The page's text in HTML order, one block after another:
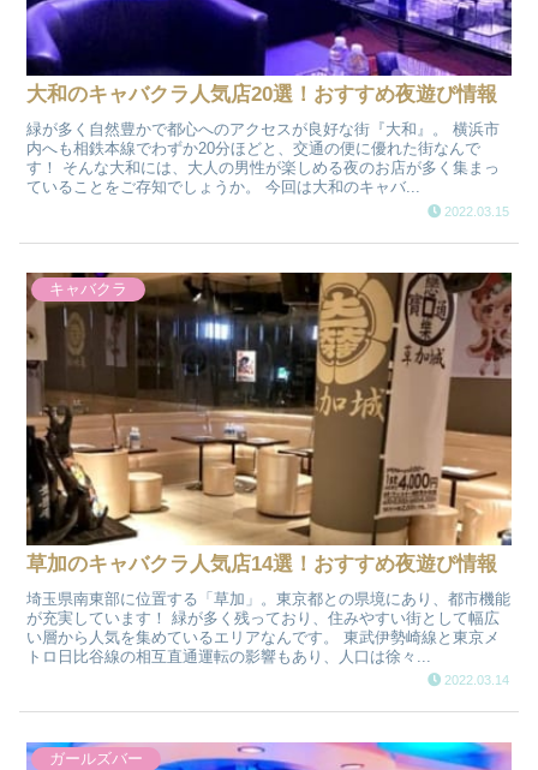
大和のキャバクラ人気店20選！おすすめ夜遊び情報
緑が多く自然豊かで都心へのアクセスが良好な街『大和』。 横浜市
内へも相鉄本線でわずか20分ほどと、交通の便に優れた街なんで
す！ そんな大和には、大人の男性が楽しめる夜のお店が多く集まっ
ていることをご存知でしょうか。 今回は大和のキャバ...
2022.03.15
キャバクラ
草加のキャバクラ人気店14選！おすすめ夜遊び情報
埼玉県南東部に位置する「草加」。東京都との県境にあり、都市機能
が充実しています！ 緑が多く残っており、住みやすい街として幅広
い層から人気を集めているエリアなんです。 東武伊勢崎線と東京メ
トロ日比谷線の相互直通運転の影響もあり、人口は徐々...
2022.03.14
ガールズバー